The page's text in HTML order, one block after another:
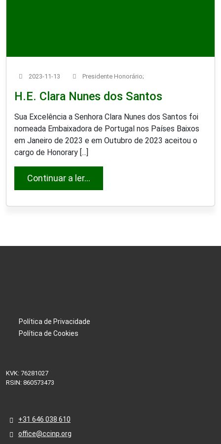
2023-11-13 Presidente Honorário;
H.E. Clara Nunes dos Santos
Sua Excelência a Senhora Clara Nunes dos Santos foi
nomeada Embaixadora de Portugal nos Países Baixos
em Janeiro de 2023 e em Outubro de 2023 aceitou o
cargo de Honorary [...]
Continuar a ler...
Política de Privacidade
Política de Cookies
KVK: 76281027
RSIN: 860573473
+31 646 038 610
office@ccinp.org